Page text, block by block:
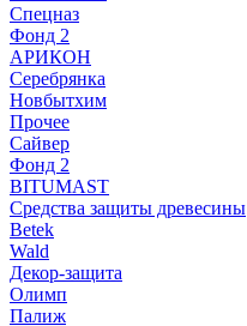
Спецназ
Фонд 2
АРИКОН
Серебрянка
Новбытхим
Прочее
Сайвер
Фонд 2
BITUMAST
Средства защиты древесины
Betek
Wald
Декор-защита
Олимп
Палиж